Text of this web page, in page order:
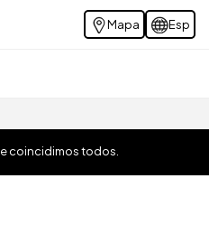
Mapa Esp
coincidimos todos.